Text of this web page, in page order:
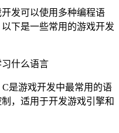
发可以使用多种编程语
下是一些常用的游戏开发
C是游戏开发中最常用的语
，适用于开发游戏引擎和